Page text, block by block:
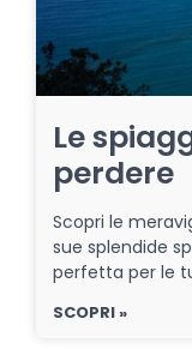
Le
perdere
Scopri le
sue splendide
perfetta per le
SCOPRI »